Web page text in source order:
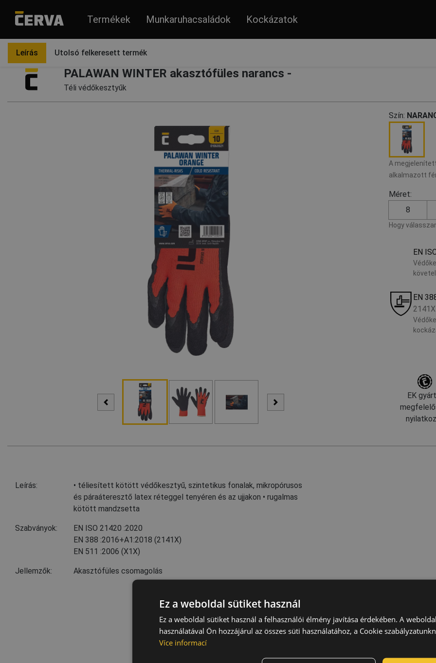
Termékek Munkaruhacsaládok Kockázatok
PALAWAN WINTER akasztófüles narancs -
Téli védőkesztyűk
Szín:
A
alkalmazott
Méret:
8
Hogy
EN
EN
2141X
EK
Leírás Utolsó felkeresett termék
Leírás:
• téliesített kötött védőkesztyű, szintetikus fonalak, mikropórusos
és páraáteresztő latex réteggel tenyéren és az ujjakon • rugalmas
kötött mandzsetta
Szabványok: EN ISO 21420 :2020
EN 388 :2016+A1:2018 (2141X)
EN 511 :2006 (X1X)
Jellemzők: Akasztófüles csomagolás
Ez a weboldal sütiket használ
Ez a weboldal sütiket használ a felhasználói élmény javítása érdekében. A
használatával Ön hozzájárul az összes süti használatához, a Cookie
Více informací